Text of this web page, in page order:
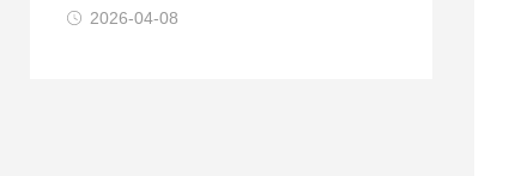
2026-04-08